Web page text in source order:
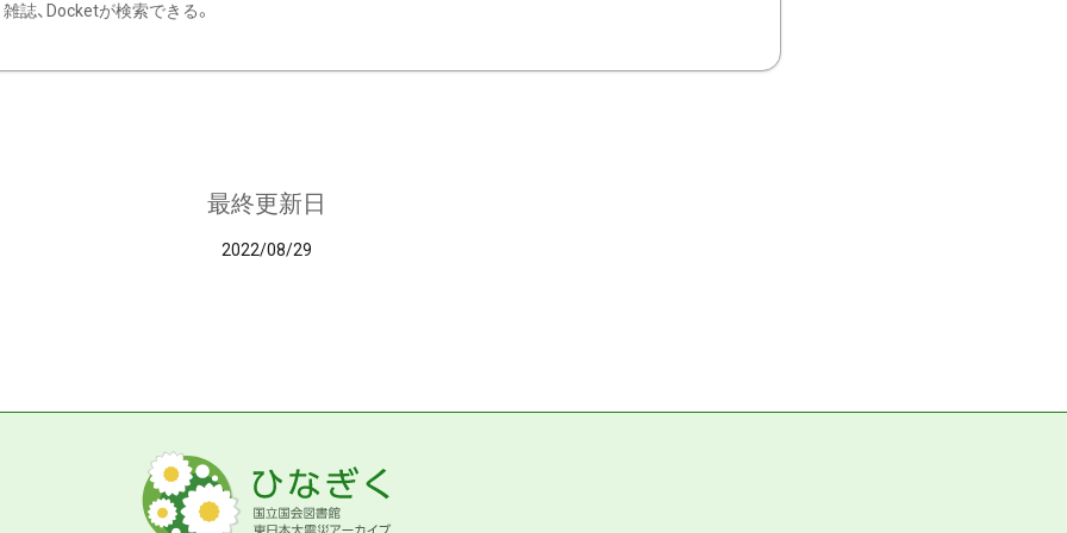
雑誌、Docketが検索できる。
最終更新日
2022/08/29